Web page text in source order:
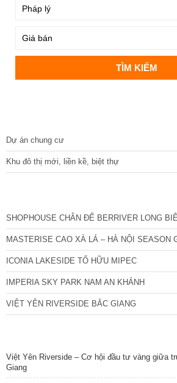
Dự án chung cư
Khu đô thị mới, liền kề, biệt thự
SHOPHOUSE CHÂN ĐẾ BERRIVER LONG
MASTERISE CAO XÀ LÁ – HÀ NỘI SEASON
ICONIA LAKESIDE TỐ HỮU MIPEC
IMPERIA SKY PARK NAM AN KHÁNH
VIỆT YÊN RIVERSIDE BẮC GIANG
Việt Yên Riverside – Cơ hội đầu tư vàng giữa
Giang